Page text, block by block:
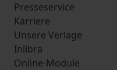
Presseservice
Karriere
Unsere Verlage
Inlibra
Online-Module